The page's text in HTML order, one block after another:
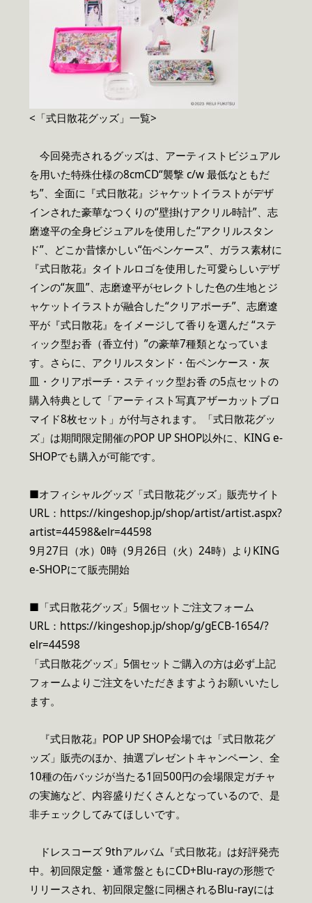
<「式日散花グッズ」一覧>
今回発売されるグッズは、アーティストビジュアル
を用いた特殊仕様の8cmCD“襲撃 c/w 最低なともだ
ち”、全面に『式日散花』ジャケットイラストがデザ
インされた豪華なつくりの“壁掛けアクリル時計”、志
磨遼平の全身ビジュアルを使用した“アクリルスタン
ド”、どこか昔懐かしい“缶ペンケース”、ガラス素材に
『式日散花』タイトルロゴを使用した可愛らしいデザ
インの“灰皿”、志磨遼平がセレクトした色の生地とジ
ャケットイラストが融合した“クリアポーチ”、志磨遼
平が『式日散花』をイメージして香りを選んだ “ステ
ィック型お香（香立付）”の豪華7種類となっていま
す。さらに、アクリルスタンド・缶ペンケース・灰
皿・クリアポーチ・スティック型お香 の5点セットの
購入特典として「アーティスト写真アザーカットブロ
マイド8枚セット」が付与されます。「式日散花グッ
ズ」は期間限定開催のPOP UP SHOP以外に、KING e-
SHOPでも購入が可能です。
■オフィシャルグッズ「式日散花グッズ」販売サイト
URL：https://kingeshop.jp/shop/artist/artist.aspx?
artist=44598&elr=44598
9月27日（水）0時（9月26日（火）24時）よりKING
e-SHOPにて販売開始
■「式日散花グッズ」5個セットご注文フォーム
URL：https://kingeshop.jp/shop/g/gECB-1654/?
elr=44598
「式日散花グッズ」5個セットご購入の方は必ず上記
フォームよりご注文をいただきますようお願いいたし
ます。
『式日散花』POP UP SHOP会場では「式日散花グ
ッズ」販売のほか、抽選プレゼントキャンペーン、全
10種の缶バッジが当たる1回500円の会場限定ガチャ
の実施など、内容盛りだくさんとなっているので、是
非チェックしてみてほしいです。
ドレスコーズ 9thアルバム『式日散花』は好評発売
中。初回限定盤・通常盤ともにCD+Blu-rayの形態で
リリースされ、初回限定盤に同梱されるBlu-rayには